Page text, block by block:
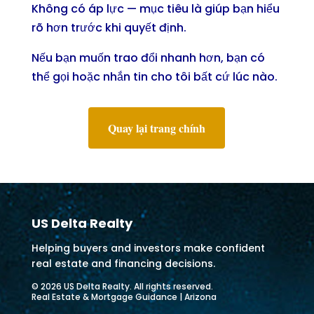
Không có áp lực — mục tiêu là giúp bạn hiểu
rõ hơn trước khi quyết định.
Nếu bạn muốn trao đổi nhanh hơn, bạn có
thể gọi hoặc nhắn tin cho tôi bất cứ lúc nào.
Quay lại trang chính
US Delta Realty
Helping buyers and investors make confident
real estate and financing decisions.
© 2026 US Delta Realty. All rights reserved.
Real Estate & Mortgage Guidance | Arizona